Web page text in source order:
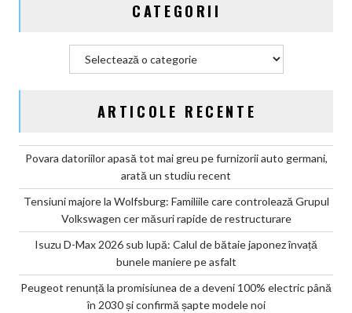
modele
CATEGORII
ARTICOLE RECENTE
Povara datoriilor apasă tot mai greu pe furnizorii auto germani,
arată un studiu recent
Tensiuni majore la Wolfsburg: Familiile care controlează Grupul
Volkswagen cer măsuri rapide de restructurare
Isuzu D-Max 2026 sub lupă: Calul de bătaie japonez învață
bunele maniere pe asfalt
Peugeot renunță la promisiunea de a deveni 100% electric până
în 2030 și confirmă șapte modele noi